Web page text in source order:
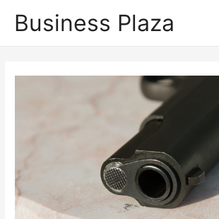
Business Plaza